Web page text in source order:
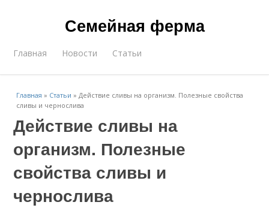
Семейная ферма
Главная Новости Статьи
Главная » Статьи »Действие сливы на организм. Полезные свойства
сливы и чернослива
Действие сливы на
организм. Полезные
свойства сливы и
чернослива